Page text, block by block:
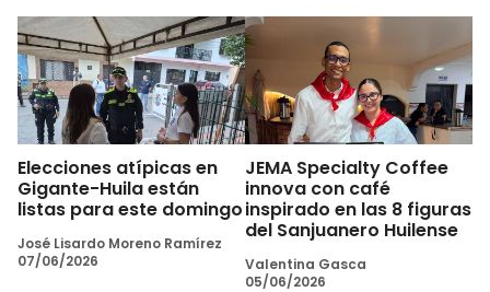
Elecciones atípicas en
Gigante-Huila están
listas para este domingo
José Lisardo Moreno Ramírez
07/06/2026
JEMA Specialty Coffee
innova con café
inspirado en las 8 figuras
del Sanjuanero Huilense
Valentina Gasca
05/06/2026